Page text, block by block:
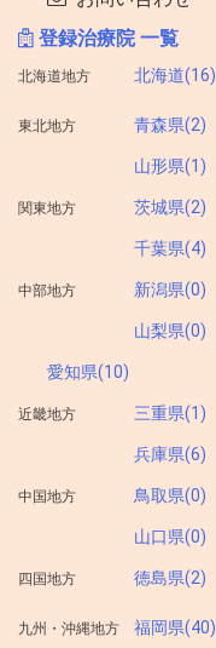
登録治療院 一覧
北海道地方 北海道(16)
東北地方 青森県(2)
山形県(1)
関東地方 茨城県(2)
千葉県(4)
中部地方 新潟県(0)
山梨県(0)
愛知県(10)
近畿地方 三重県(1)
兵庫県(6)
中国地方 鳥取県(0)
山口県(0)
四国地方 徳島県(2)
九州・沖縄地方 福岡県(40)